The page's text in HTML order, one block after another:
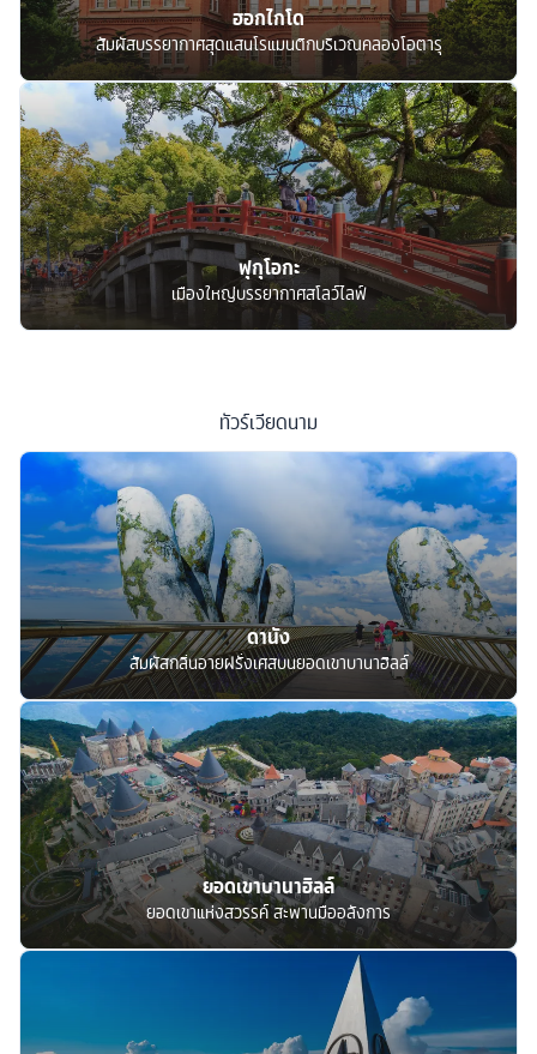
ฮอกไกโด
สัมผัสบรรยากาศสุดแสนโรแมนติกบริเวณคลองโอตารุ
ฟุกุโอกะ
เมืองใหญ่บรรยากาศสโลว์ไลฟ์
ทัวร์เวียดนาม
ดานัง
สัมผัสกลิ่นอายฝรั่งเศสบนยอดเขาบานาฮิลล์
ยอดเขาบานาฮิลล์
ยอดเขาแห่งสวรรค์ สะพานมืออลังการ